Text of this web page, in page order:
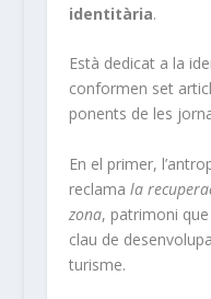
identitària.
Està dedicat a la
conformen set
ponents de les
En el primer,
reclama la
zona, patrimoni
clau de
turisme.